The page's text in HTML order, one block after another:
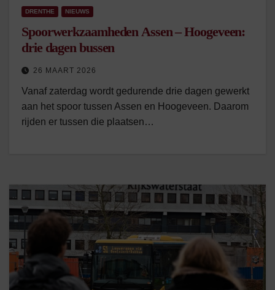
DRENTHE NIEUWS
Spoorwerkzaamheden Assen – Hoogeveen:
drie dagen bussen
26 MAART 2026
Vanaf zaterdag wordt gedurende drie dagen gewerkt
aan het spoor tussen Assen en Hoogeveen. Daarom
rijden er tussen die plaatsen…